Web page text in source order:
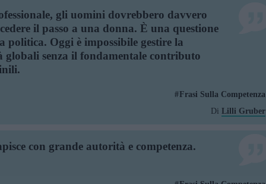
gli uomini dovrebbero davvero
il passo a una donna. È una questione
politica. Oggi è impossibile gestire la
globali senza il fondamentale contributo
Frasi Sulla Competenza
Di Lilli Gruber
con grande autorità e competenza.